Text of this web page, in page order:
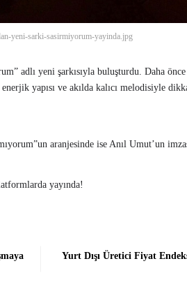
yeni-sarki-sasirmiyorum-yayinda.jpg
adlı yeni şarkısıyla buluşturdu. Daha önce
yapısı ve akılda kalıcı melodisiyle
aranjesinde ise Anıl Umut’un
yayında!
Yurt Dışı Üretici Fiyat